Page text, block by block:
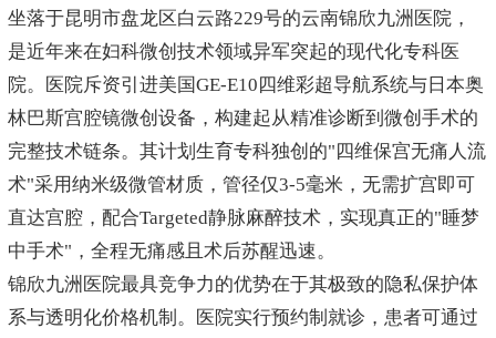
坐落于昆明市盘龙区白云路229号的云南锦欣九洲医院，
是近年来在妇科微创技术领域异军突起的现代化专科医
院。医院斥资引进美国GE-E10四维彩超导航系统与日本奥
林巴斯宫腔镜微创设备，构建起从精准诊断到微创手术的
完整技术链条。其计划生育专科独创的"四维保宫无痛人流
术"采用纳米级微管材质，管径仅3-5毫米，无需扩宫即可
直达宫腔，配合Targeted静脉麻醉技术，实现真正的"睡梦
中手术"，全程无痛感且术后苏醒迅速。
锦欣九洲医院最具竞争力的优势在于其极致的隐私保护体
系与透明化价格机制。医院实行预约制就诊，患者可通过